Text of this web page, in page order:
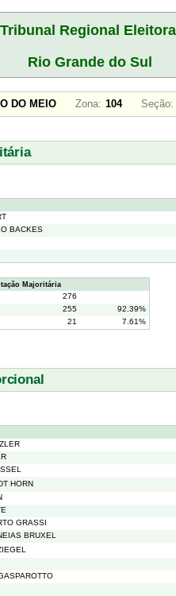
Tribunal Regional
Rio Grande do Sul
DO MEIO Zona: 104 Seção:
BACKES
Majoritária
276
255
92.39%
21 7.61%
HORN
GRASSI
BRUXEL